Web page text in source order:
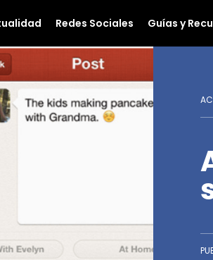
Redes Sociales Guías y